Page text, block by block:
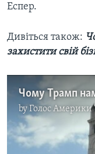
Еспер.
Дивіться також: ​
захистити свій
byГолос Америки
No